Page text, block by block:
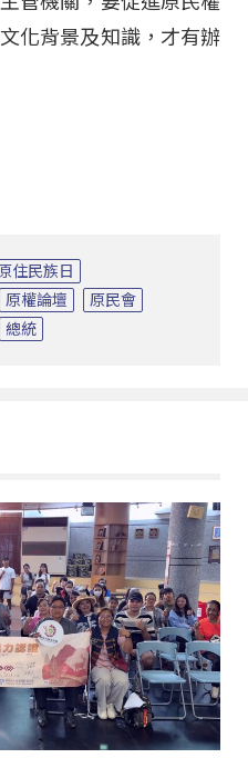
化背景及知識，才有辦
住民族日
原權論壇
原民會
總統